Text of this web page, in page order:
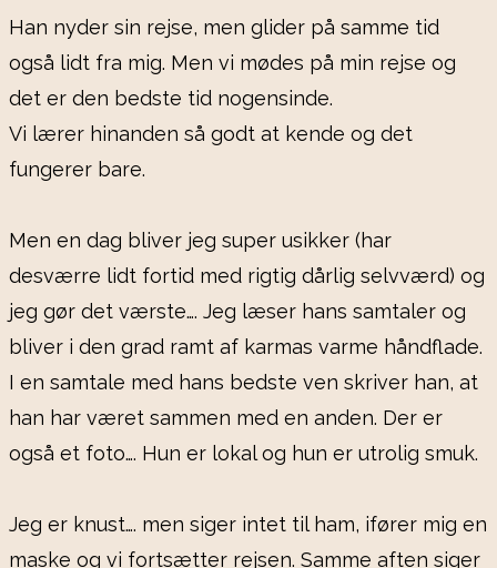
Han nyder sin rejse, men glider på samme tid
også lidt fra mig. Men vi mødes på min rejse og
det er den bedste tid nogensinde.
Vi lærer hinanden så godt at kende og det
fungerer bare.
Men en dag bliver jeg super usikker (har
desværre lidt fortid med rigtig dårlig selvværd) og
jeg gør det værste…. Jeg læser hans samtaler og
bliver i den grad ramt af karmas varme håndflade.
I en samtale med hans bedste ven skriver han, at
han har været sammen med en anden. Der er
også et foto…. Hun er lokal og hun er utrolig smuk.
Jeg er knust…. men siger intet til ham, ifører mig en
maske og vi fortsætter rejsen. Samme aften siger